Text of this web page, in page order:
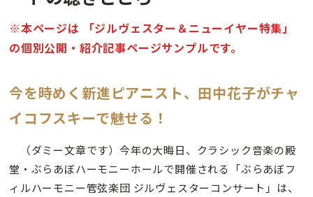
※本ページは 「ジルヴェスター＆ニューイヤー特集」
の個別公開・紹介記事ページサンプルです。
今を時めく新進ピアニスト、田中花子がチャ
イコフスキーで魅せる！
（ダミー文章です）今年の大晦日、クラシック音楽の殿
堂・ぶらあぼハーモニーホールで開催される「ぶらあぼフ
ィルハーモニー管弦楽団 ジルヴェスターコンサート」は、